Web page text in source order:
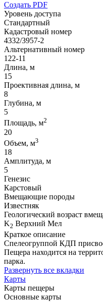
Создать PDF
Уровень доступа
Стандартный
Кадастровый номер
4332/3957-2
Альтернативный номер
122-11
Длина, м
15
Проективная длина, м
8
Глубина, м
5
Площадь, м2
20
Объем, м3
18
Амплитуда, м
5
Генезис
Карстовый
Вмещающие породы
Известняк
Геологический возраст
K2 Верхний Мел
Краткое описание
Спелеогруппой КДП
Пещера находится на
парка.
Развернуть все вкладки
Карты
Карты пещеры
Основные карты